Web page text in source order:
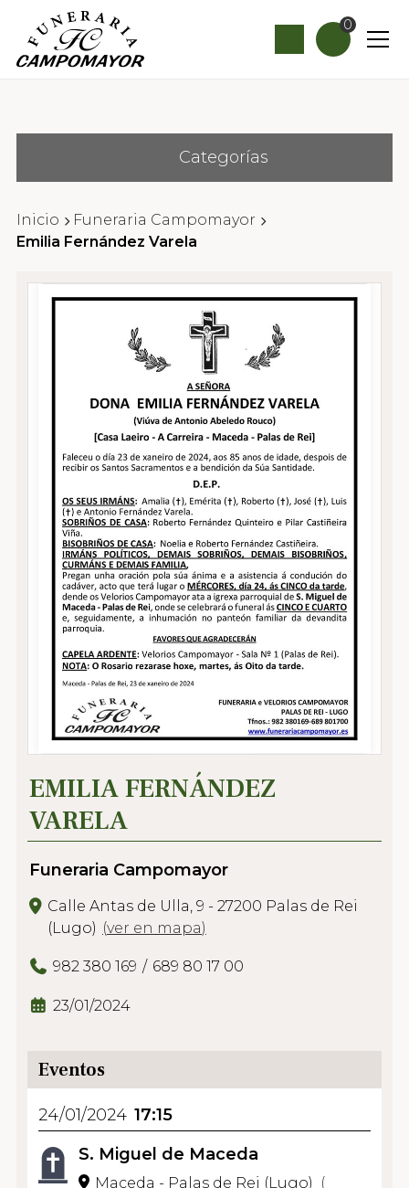
0
Categorías
Inicio
Funeraria Campomayor
Emilia Fernández Varela
EMILIA FERNÁNDEZ
VARELA
Funeraria Campomayor
Calle Antas de Ulla, 9 - 27200 Palas de Rei
(Lugo) (ver en mapa)
982 380 169 689 80 17 00
23/01/2024
Eventos
24/01/2024 17:15
S. Miguel de Maceda
Maceda - Palas de Rei (Lugo)
(